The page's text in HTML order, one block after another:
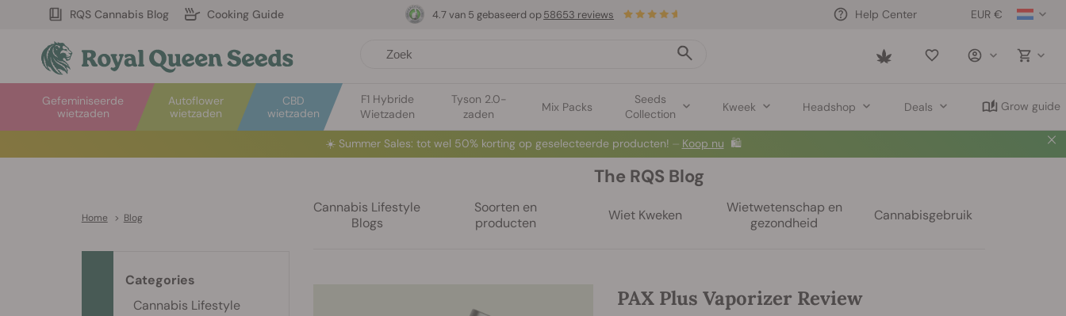
RQS Cannabis Blog Cooking Guide EUR €
Help Center
Saved
Autoflower
wietzaden
Gefeminiseerde
wietzaden
CBD
wietzaden
F1 Hybride
Wietzaden
Tyson 2.0-
zaden
Mix Packs
Seeds
Collection
Kweek Headshop Deals Grow guide
4.7 van 5 gebaseerd op58653 reviews
☀️Summer Sales: tot wel 50% korting op geselecteerde producten! ⏤ Koop nu 🛍️
Home > Blog
The RQS Blog
Cannabis Lifestyle
Blogs
Soorten en
producten
Wiet Kweken
Wietwetenschap en
gezondheid
Cannabisgebruik
PAX Plus Vaporizer Review
Categories
Cannabis Lifestyle